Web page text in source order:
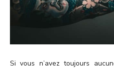
Si vous n’avez toujours